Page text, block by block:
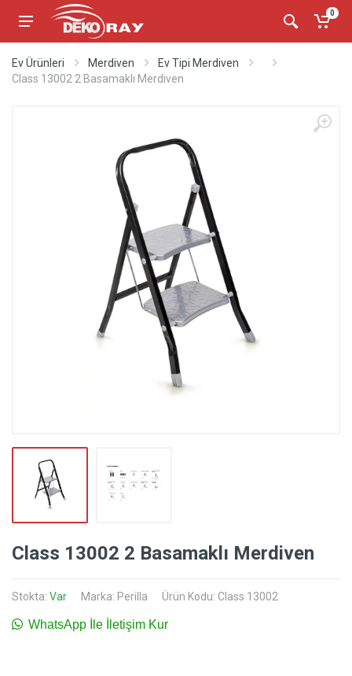
0
Ev Ürünleri Merdiven
Ev Tipi Merdiven
Class 13002 2 Basamaklı Merdiven
Class 13002 2 Basamaklı Merdiven
Stokta: Var Marka: Perilla Ürün Kodu: Class 13002
WhatsApp İle İletişim Kur